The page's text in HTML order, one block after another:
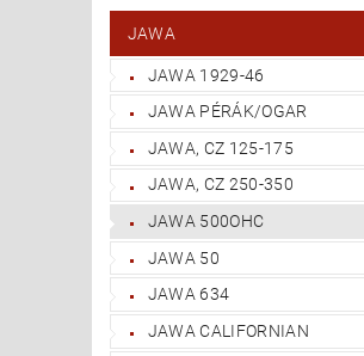
BANKOVNÍ SPOJENÍ
JAWA
JAWA 1929-46
JAWA PÉRÁK/OGAR
JAWA, CZ 125-175
JAWA, CZ 250-350
JAWA 500OHC
JAWA 50
JAWA 634
JAWA CALIFORNIAN